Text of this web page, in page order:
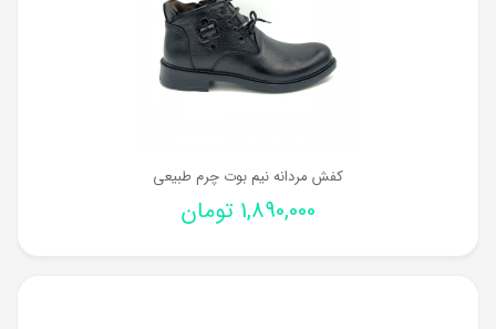
کفش مردانه نیم بوت چرم طبیعی
1,890,000 تومان